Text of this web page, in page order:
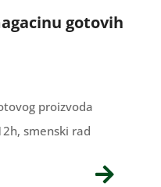
gotovih
proizvoda
smenski rad